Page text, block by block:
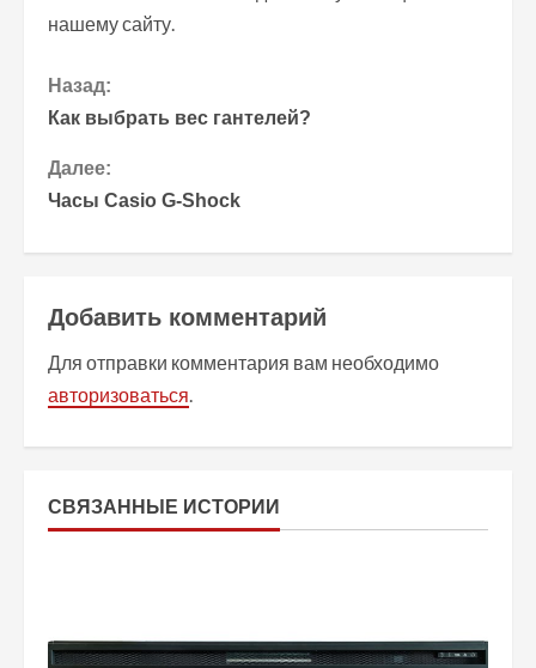
нашему сайту.
П
о
д
ж
и
т
т
Назад:
Как выбрать вес гантелей?
Далее:
Часы Casio G-Shock
Добавить комментарий
Для отправки комментария вам необходимо
авторизоваться.
СВЯЗАННЫЕ ИСТОРИИ